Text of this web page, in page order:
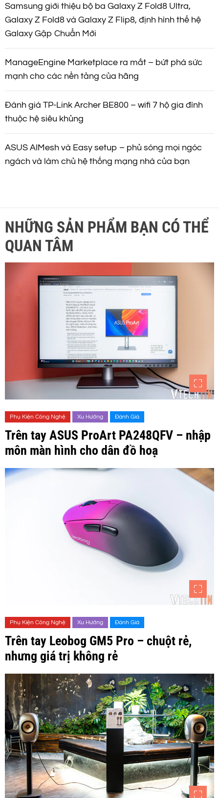
Samsung giới thiệu bộ ba Galaxy Z Fold8 Ultra,
Galaxy Z Fold8 và Galaxy Z Flip8, định hình thế hệ
Galaxy Gập Chuẩn Mới
ManageEngine Marketplace ra mắt – bứt phá sức
mạnh cho các nền tảng của hãng
Đánh giá TP-Link Archer BE800 – wifi 7 hộ gia đình
thuộc hệ siêu khủng
ASUS AIMesh và Easy setup – phủ sóng mọi ngóc
ngách và làm chủ hệ thống mạng nhà của bạn
NHỮNG SẢN PHẨM BẠN CÓ THỂ
QUAN TÂM
Phụ Kiện Công Nghệ Xu Hướng Đánh Giá
Trên tay ASUS ProArt PA248QFV – nhập
môn màn hình cho dân đồ hoạ
Phụ Kiện Công Nghệ Xu Hướng Đánh Giá
Trên tay Leobog GM5 Pro – chuột rẻ,
nhưng giá trị không rẻ